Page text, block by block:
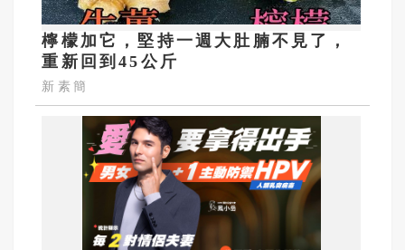
檸檬加它，堅持一週大肚腩不見了，
重新回到45公斤
新素簡